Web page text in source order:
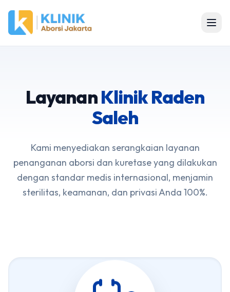
LayananKlinik Raden
Saleh
Kami menyediakan serangkaian layanan
penanganan aborsi dan kuretase yang dilakukan
dengan standar medis internasional, menjamin
sterilitas, keamanan, dan privasi Anda 100%.